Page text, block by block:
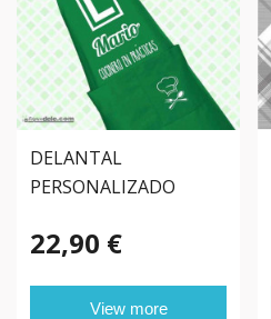
DELANTAL
PERSONALIZADO
22,90 €
View more